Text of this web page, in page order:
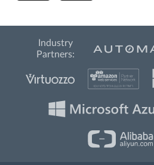
Industry
Partners: